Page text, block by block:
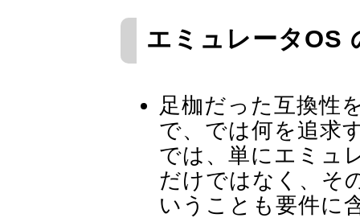
エミュレータOS
足枷だった互換性
で、では何を追求
では、単にエミュ
だけではなく、そ
いうことも要件に